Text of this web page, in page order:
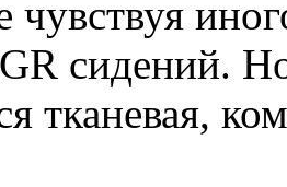
чувствуя
сидений.
тканевая,